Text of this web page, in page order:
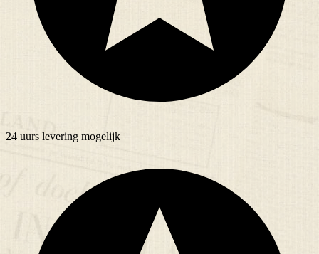
24 uurs levering mogelijk